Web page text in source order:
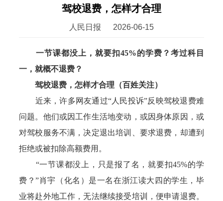
驾校退费，怎样才合理
人民日报 2026-06-15
一节课都没上，就要扣45%的学费？考过科目
一，就概不退费？
驾校退费，怎样才合理（百姓关注）
近来，许多网友通过“人民投诉”反映驾校退费难
问题。他们或因工作生活地变动，或因身体原因，或
对驾校服务不满，决定退出培训、要求退费，却遭到
拒绝或被扣除高额费用。
“一节课都没上，只是报了名，就要扣45%的学
费？”肖宇（化名）是一名在浙江读大四的学生，毕
业将赴外地工作，无法继续接受培训，便申请退费。